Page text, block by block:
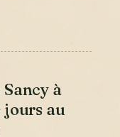
à
jours au